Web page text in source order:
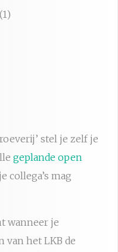
(1)
stel je zelf je
geplande open
collega’s mag
wanneer je
van het LKB de